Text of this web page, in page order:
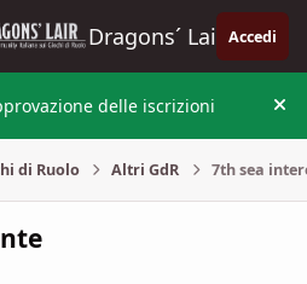
Dragons´ Lair Accedi
delle iscrizioni
di Ruolo Altri GdR 7th sea